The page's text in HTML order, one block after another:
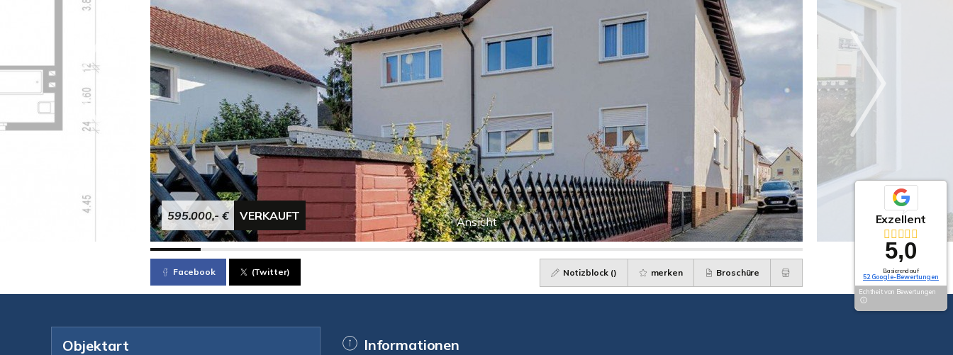
Ansicht
595.000,- € VERKAUFT
Facebook (Twitter) Notizblock () merken Broschüre
Objektart Informationen
Exzellent
5,0
Basierend auf
52 Google-Bewertungen
Echtheit von Bewertungen